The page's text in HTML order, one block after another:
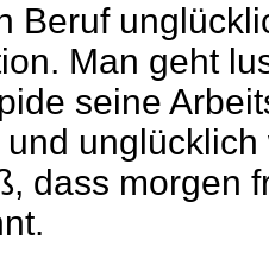
Beruf
Man geht
seine
dass morgen